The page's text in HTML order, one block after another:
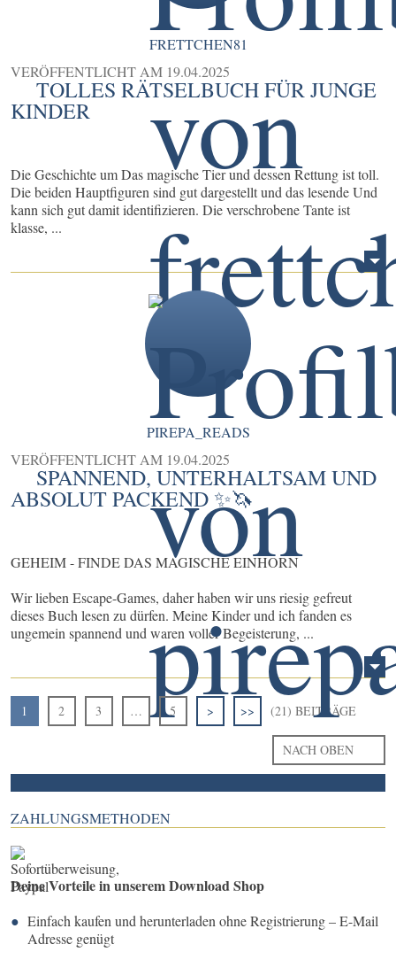
FRETTCHEN81
VERÖFFENTLICHT AM 19.04.2025
TOLLES RÄTSELBUCH FÜR JUNGE
KINDER
Die Geschichte um Das magische Tier und dessen Rettung ist toll.
Die beiden Hauptfiguren sind gut dargestellt und das lesende Und
kann sich gut damit identifizieren. Die verschrobene Tante ist
klasse, ...
PIREPA_READS
VERÖFFENTLICHT AM 19.04.2025
SPANNEND, UNTERHALTSAM UND
ABSOLUT PACKEND ✨🦄
GEHEIM - FINDE DAS MAGISCHE EINHORN
Wir lieben Escape-Games, daher haben wir uns riesig gefreut
dieses Buch lesen zu dürfen. Meine Kinder und ich fanden es
ungemein spannend und waren voller Begeisterung, ...
1 2 3 … 5 > >> (21) BEITRÄGE
NACH OBEN
ZAHLUNGSMETHODEN
Deine Vorteile in unserem Download Shop
Einfach kaufen und herunterladen ohne Registrierung – E-Mail
Adresse genügt